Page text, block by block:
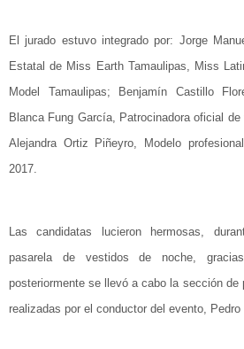
El jurado estuvo integrado por: Jorge
Estatal de Miss Earth Tamaulipas, Miss
Model Tamaulipas; Benjamín Castillo
Blanca Fung García, Patrocinadora oficial
Alejandra Ortiz Piñeyro, Modelo
2017.
Las candidatas lucieron hermosas,
pasarela de vestidos de noche,
posteriormente se llevó a cabo la sección de
realizadas por el conductor del evento, Pedro